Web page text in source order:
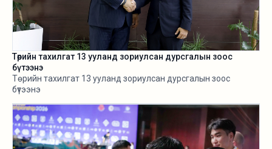
Төрийн тахилгат 13 ууланд зориулсан дурсгалын зоос
бүтээнэ
Төрийн тахилгат 13 ууланд зориулсан дурсгалын зоос
бүтээнэ